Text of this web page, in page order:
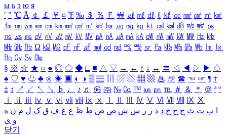
ы ь э ю я
′ ″ ℃ Å ￠ ￡ ￥ ¤ ℉ ‰ ＄ ％ Ｆ ￦ ㎕ ㎖ ㎗ ℓ ㎘ ㏄ ㎣ ㎤ ㎥ ㎦
㎙ ㎚ ㎛ ㎜ ㎝ ㎞ ㎟ ㎠ ㎡ ㎢ ㏊ ㎍ ㎎ ㎏ ㏏ ㎈ ㎉ ㏈ ㎧ ㎨ ㎰
㎱ ㎲ ㎳ ㎴ ㎵ ㎶ ㎷ ㎸ ㎹ ㎀ ㎁ ㎂ ㎃ ㎄ ㎺ ㎻ ㎽ ㎾ ㎿ ㎐ ㎑
㎒ ㎓ ㎔ Ω ㏀ ㏁ ㎊ ㎋ ㎌ ㏖ ㏅ ㎭ ㎮ ㎯ ㏛ ㎩ ㎪ ㎫ ㎬ ㏝ ㏐
㏓
㏃ ㏉ ㏜ ㏆
§ ※ ☆ ★ ○ ● ◎ ◇ ◆ □ ■ △ ▽ → ← ↑ ↓ ↔ 〓 ◁ ◀ ▷ ▶ ♤
♠ ♡ ♥ ♧ ♣ ⊙ ◈ ▣ ◐ ◑ ▒ ▤ ▨ ▧ ▦ ▩ ♨ ☏ ☎ ☜ ☞ ¶ †
‡ ↕ ↗ ↙ ↖ ↘ ♭ ♩ ♪ ♬ ㉿ ㈜ № ㏇ ™ ㏂ ㏘ ℡ ＃ ＆ ＊ ＠ ª º
ⅰ
ⅱ ⅲ ⅳ ⅴ ⅵ ⅶ ⅷ ⅸ ⅹ Ⅳ Ⅴ Ⅵ Ⅶ Ⅷ Ⅸ Ⅹ
ب ت ث ج ح خ د ذ ر ز س ش ص ض ط ظ ع غ ف ق ک ل م ن ه
و ی
닫기